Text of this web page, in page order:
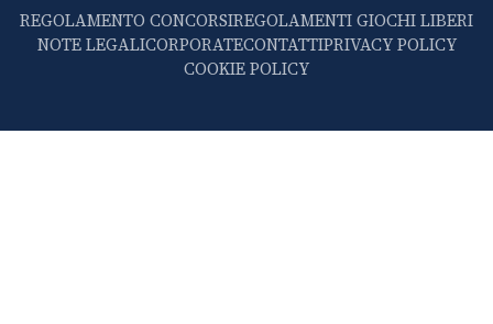
REGOLAMENTO CONCORSIREGOLAMENTI GIOCHI LIBERI
NOTE LEGALICORPORATECONTATTIPRIVACY POLICY
COOKIE POLICY